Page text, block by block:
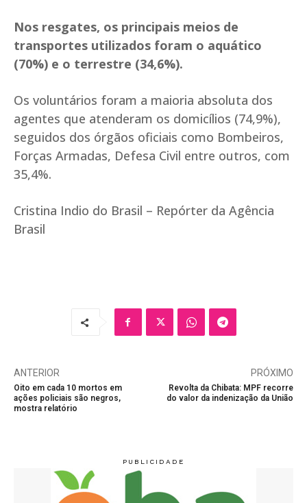
Nos resgates, os principais meios de
transportes utilizados foram o aquático
(70%) e o terrestre (34,6%).
Os voluntários foram a maioria absoluta dos
agentes que atenderam os domicílios (74,9%),
seguidos dos órgãos oficiais como Bombeiros,
Forças Armadas, Defesa Civil entre outros, com
35,4%.
Cristina Indio do Brasil – Repórter da Agência
Brasil
ANTERIOR
Oito em cada 10 mortos em
ações policiais são negros,
mostra relatório
PRÓXIMO
Revolta da Chibata: MPF recorre
do valor da indenização da União